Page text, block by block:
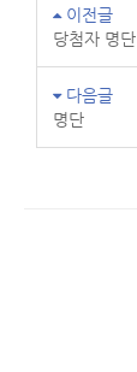
이전글
당첨자 명단
다음글
명단